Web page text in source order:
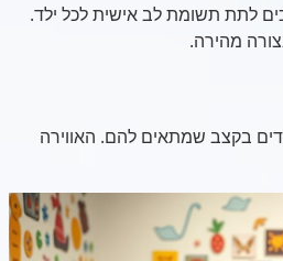
זה מאפשר למדריכים לתת תשומת לב אישית לכל ילד.
מהירה.
בקצב שמתאים להם. האווירה